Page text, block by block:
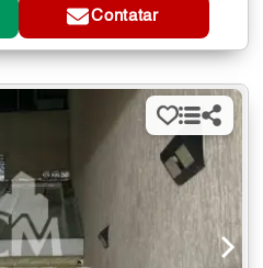
Contatar